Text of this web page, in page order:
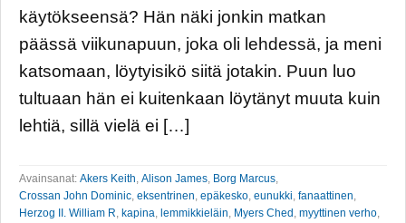
käytökseensä? Hän näki jonkin matkan
päässä viikunapuun, joka oli lehdessä, ja meni
katsomaan, löytyisikö siitä jotakin. Puun luo
tultuaan hän ei kuitenkaan löytänyt muuta kuin
lehtiä, sillä vielä ei […]
Avainsanat: Akers Keith, Alison James, Borg Marcus,
Crossan John Dominic, eksentrinen, epäkesko, eunukki, fanaattinen,
Herzog II. William R, kapina, lemmikkieläin, Myers Ched , myyttinen verho,